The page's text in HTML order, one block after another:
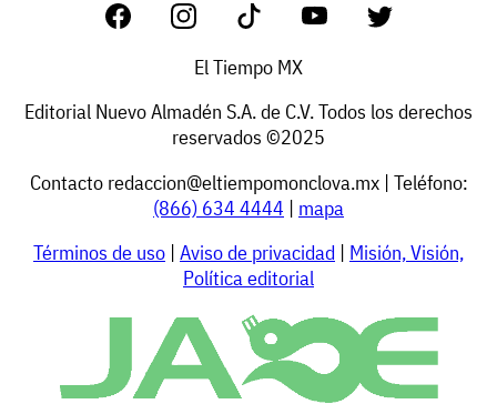
El Tiempo MX
Editorial Nuevo Almadén S.A. de C.V. Todos los derechos
reservados ©2025
Contacto redaccion@eltiempomonclova.mx| Teléfono:
(866) 634 4444 | mapa
Términos de uso | Aviso de privacidad | Misión, Visión,
Política editorial